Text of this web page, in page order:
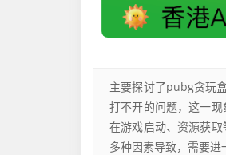
主要探讨了pubg贪玩
打不开的问题，这一
在游戏启动、资源获
多种因素导致，需要进